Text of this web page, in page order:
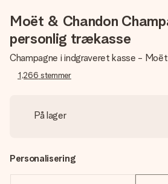
Moët & Chandon
personlig trækasse
Champagne i indgraveret kasse -
1,266 stemmer
På lager
Personalisering